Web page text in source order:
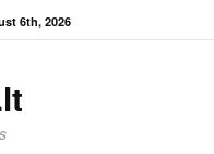
6th, 2026